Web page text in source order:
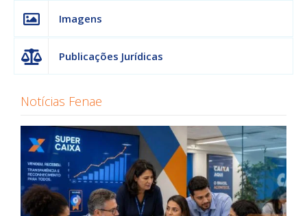
Imagens
Publicações Jurídicas
Notícias Fenae